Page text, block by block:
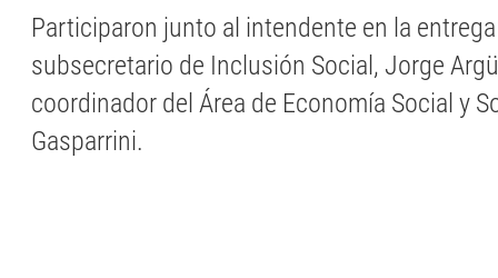
Participaron junto al intendente en la
subsecretario de Inclusión Social, Jorge
coordinador del Área de Economía Social y
Gasparrini.